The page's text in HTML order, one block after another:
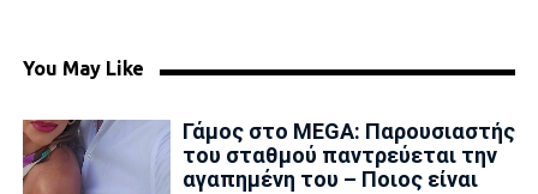
You May Like
Γάμος στο MEGA: Παρουσιαστής
του σταθμού παντρεύεται την
αγαπημένη του – Ποιος είναι